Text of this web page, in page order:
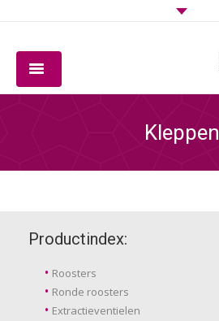
CONTACT
Kleppen
Productindex:
Roosters
Ronde roosters
Extractieventielen